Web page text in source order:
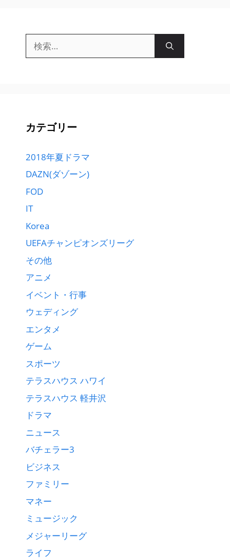
索:
カテゴリー
2018年夏ドラマ
DAZN(ダゾーン)
FOD
IT
Korea
UEFAチャンピオンズリーグ
その他
アニメ
イベント・行事
ウェディング
エンタメ
ゲーム
スポーツ
テラスハウス ハワイ
テラスハウス 軽井沢
ドラマ
ニュース
バチェラー3
ビジネス
ファミリー
マネー
ミュージック
メジャーリーグ
ライフ